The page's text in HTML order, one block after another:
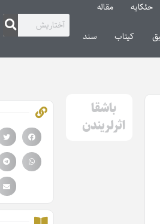
حئکایه مقاله‌
کیتاب سند
باشقا
اثرلریندن